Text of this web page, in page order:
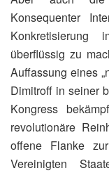
Konsequenter
überflüssig zu
Auffassung eines
Dimitroff in seiner
Kongress
revolutionäre
offene Flanke
Vereinigten